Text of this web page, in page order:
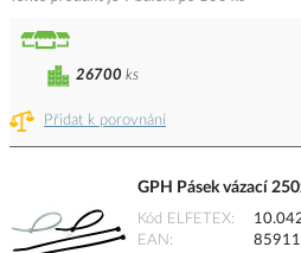
Přidat k porovnání
26700 ks
GPH Pásek vázací
Kód ELFETEX
EAN